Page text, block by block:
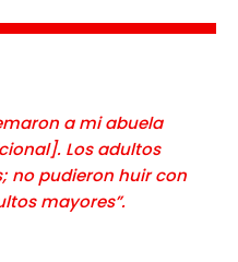
a mi abuela
Los adultos
no pudieron huir con
mayores”.